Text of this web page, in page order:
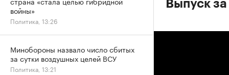
Выпуск
войны»
Политика, 13:26
Минобороны назвало число сбитых
за сутки воздушных целей ВСУ
Политика, 13:21